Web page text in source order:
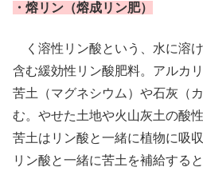
・熔リン（熔成リン肥）
く溶性リン酸という、水に溶
含む緩効性リン酸肥料。アルカ
苦土（マグネシウム）や石灰（
む。やせた土地や火山灰土の酸
苦土はリン酸と一緒に植物に吸
リン酸と一緒に苦土を補給する